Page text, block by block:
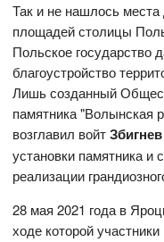
Так и не нашлось места
площадей столицы
Польское государство
благоустройство
Лишь созданный
памятника "Волынская
возглавил войт
установки памятника
реализации
28 мая 2021 года в
ходе которой